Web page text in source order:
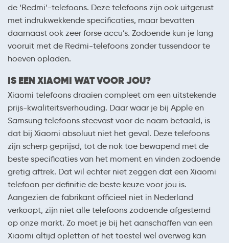
de ‘Redmi’-telefoons. Deze telefoons zijn ook uitgerust
met indrukwekkende specificaties, maar bevatten
daarnaast ook zeer forse accu’s. Zodoende kun je lang
vooruit met de Redmi-telefoons zonder tussendoor te
hoeven opladen.
IS EEN XIAOMI WAT VOOR JOU?
Xiaomi telefoons draaien compleet om een uitstekende
prijs-kwaliteitsverhouding. Daar waar je bij Apple en
Samsung telefoons steevast voor de naam betaald, is
dat bij Xiaomi absoluut niet het geval. Deze telefoons
zijn scherp geprijsd, tot de nok toe bewapend met de
beste specificaties van het moment en vinden zodoende
gretig aftrek. Dat wil echter niet zeggen dat een Xiaomi
telefoon per definitie de beste keuze voor jou is.
Aangezien de fabrikant officieel niet in Nederland
verkoopt, zijn niet alle telefoons zodoende afgestemd
op onze markt. Zo moet je bij het aanschaffen van een
Xiaomi altijd opletten of het toestel wel overweg kan